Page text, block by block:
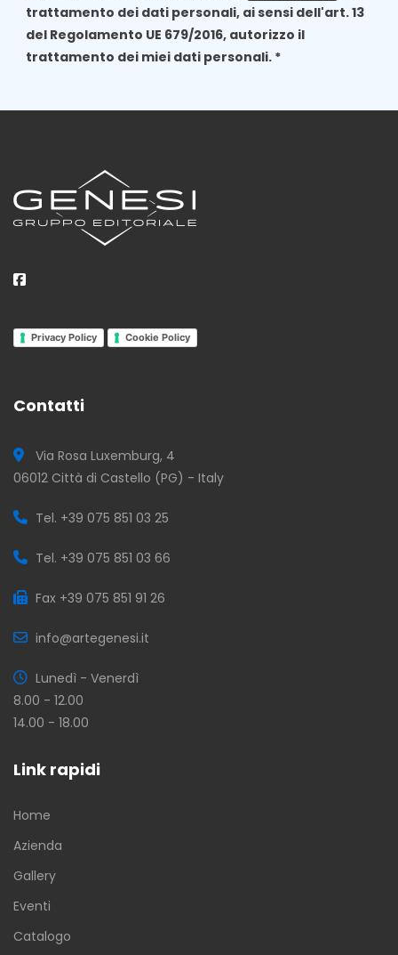
trattamento dei dati personali, ai sensi dell'art. 13
del Regolamento UE 679/2016, autorizzo il
trattamento dei miei dati personali. *
Privacy Policy Cookie Policy
Contatti
Via Rosa Luxemburg, 4
06012 Città di Castello (PG) - Italy
Tel. +39 075 851 03 25
Tel. +39 075 851 03 66
Fax +39 075 851 91 26
info@artegenesi.it
Lunedì - Venerdì
8.00 - 12.00
14.00 - 18.00
Link rapidi
Home
Azienda
Gallery
Eventi
Catalogo